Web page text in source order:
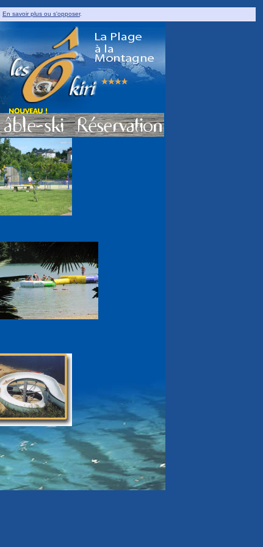
En savoir plus ou s'opposer.